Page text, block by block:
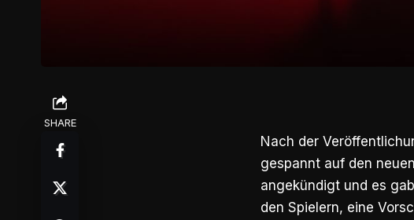
SHARE
Nach der
gespannt auf den
angekündigt und es
den Spielern, eine